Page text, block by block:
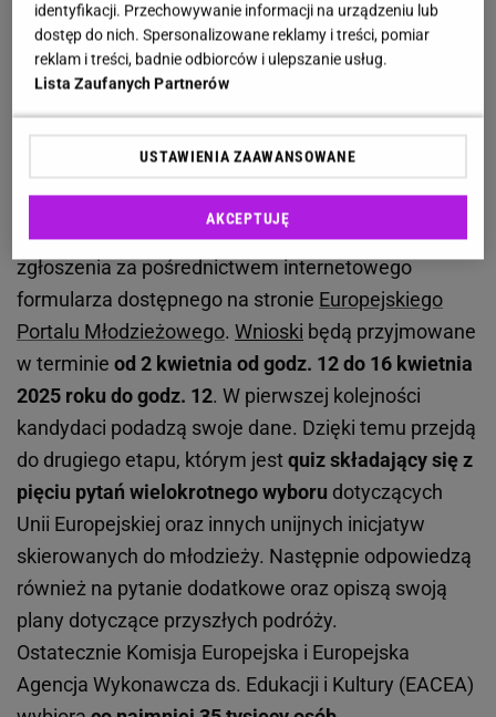
w jednym z 27 państw członkowskich Unii
Europejskiej oraz miejsce zamieszkania w
jednym z krajów i terytoriów zamorskich
stowarzyszonych z Unią Europejską lub w
państwie trzecim stowarzyszonym z programem
Erasmus Plus.
Osoby zainteresowane powinny przesłać swoje
zgłoszenia za pośrednictwem internetowego
formularza dostępnego na stronie Europejskiego
Portalu Młodzieżowego. Wnioski będą przyjmowane
w terminie od 2 kwietnia od godz. 12 do 16 kwietnia
2025 roku do godz. 12. W pierwszej kolejności
kandydaci podadzą swoje dane. Dzięki temu przejdą
do drugiego etapu, którym jestquiz składający się z
pięciu pytań wielokrotnego wyboru dotyczących
Unii Europejskiej oraz innych unijnych inicjatyw
skierowanych do młodzieży. Następnie odpowiedzą
również na pytanie dodatkowe oraz opiszą swoją
plany dotyczące przyszłych podróży.
Ostatecznie Komisja Europejska i Europejska
Agencja Wykonawcza ds. Edukacji i Kultury (EACEA)
identyfikacji. Przechowywanie informacji na urządzeniu lub
dostęp do nich. Spersonalizowane reklamy i treści, pomiar
reklam i treści, badnie odbiorców i ulepszanie usług.
Lista Zaufanych Partnerów
USTAWIENIA ZAAWANSOWANE
AKCEPTUJĘ